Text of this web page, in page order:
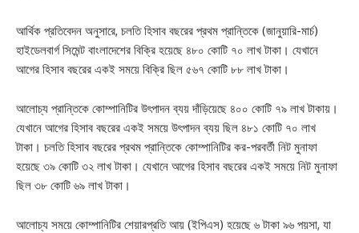
আর্থিক প্রতিবেদন অনুসারে, চলতি হিসাব বছরের প্রথম প্রান্তিকে (জানুয়ারি-মার্চ)
হাইডেলবার্গ সিমেন্ট বাংলাদেশের বিক্রি হয়েছে ৪৮০ কোটি ৭০ লাখ টাকা। যেখানে
আগের হিসাব বছরের একই সময়ে বিক্রি ছিল ৫৬৭ কোটি ৮৮ লাখ টাকা।
আলোচ্য প্রান্তিকে কোম্পানিটির উৎপাদন ব্যয় দাঁড়িয়েছে ৪০০ কোটি ৭৯ লাখ টাকায়।
যেখানে আগের হিসাব বছরের একই সময়ে উৎপাদন ব্যয় ছিল ৪৮১ কোটি ৭০ লাখ
টাকা। চলতি হিসাব বছরের প্রথম প্রান্তিকে কোম্পানিটির কর-পরবর্তী নিট মুনাফা
হয়েছে ৩৯ কোটি ৩২ লাখ টাকা। যেখানে আগের হিসাব বছরের একই সময়ে নিট মুনাফা
ছিল ৩৮ কোটি ৬৯ লাখ টাকা।
আলোচ্য সময়ে কোম্পানিটির শেয়ারপ্রতি আয় (ইপিএস) হয়েছে ৬ টাকা ৯৬ পয়সা, যা